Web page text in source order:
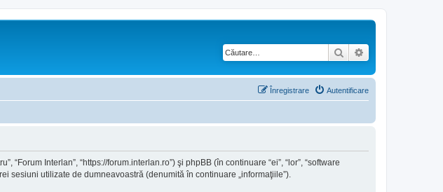
Căutare
Autentificare
Înregistrare
Interlan”, “https://forum.interlan.ro”) şi phpBB (în continuare “ei”, “lor”, “software
sesiuni utilizate de dumneavoastră (denumită în continuare „informaţiile”).